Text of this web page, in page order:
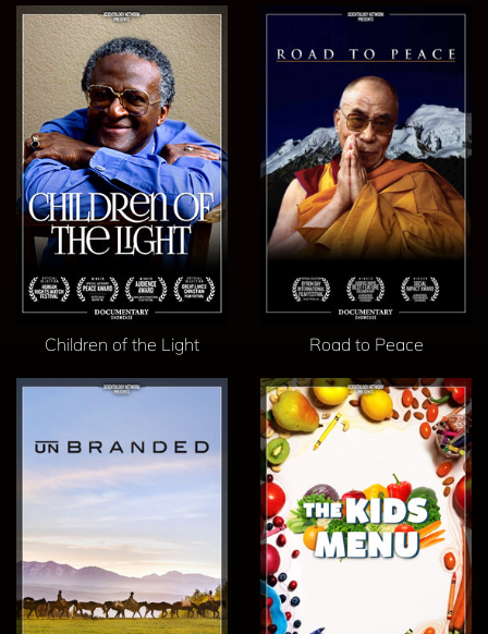
Children of the Light Road to Peace